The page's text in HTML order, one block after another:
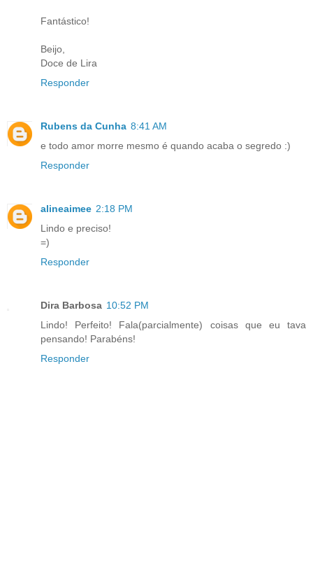
Fantástico!
Beijo,
Doce de Lira
Responder
Rubens da Cunha 8:41 AM
e todo amor morre mesmo é quando acaba o segredo :)
Responder
alineaimee 2:18 PM
Lindo e preciso!
=)
Responder
Dira Barbosa 10:52 PM
Lindo! Perfeito! Fala(parcialmente) coisas que eu tava
pensando! Parabéns!
Responder